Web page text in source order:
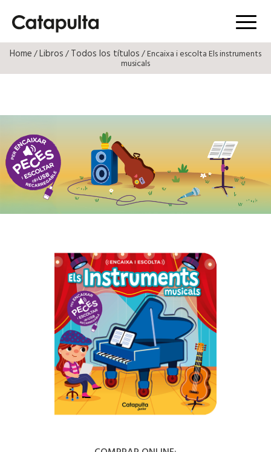
Menú
Home/Libros/Todos los títulos/ Encaixa i escolta Els instruments
musicals